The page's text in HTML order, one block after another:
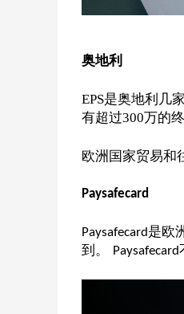
奥地利
EPS是奥地利几
有超过300万的
欧洲国家贸易和
Paysafecard
Paysafecard是欧
到。
Paysafecard